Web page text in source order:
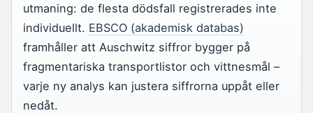
utmaning: de flesta dödsfall registrerades inte
individuellt. EBSCO (akademisk databas)
framhåller att Auschwitz siffror bygger på
fragmentariska transportlistor och vittnesmål –
varje ny analys kan justera siffrorna uppåt eller
nedåt.